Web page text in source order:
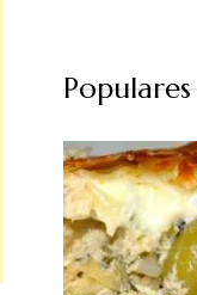
Populares